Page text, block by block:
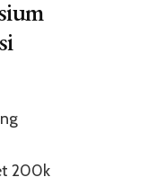
200k